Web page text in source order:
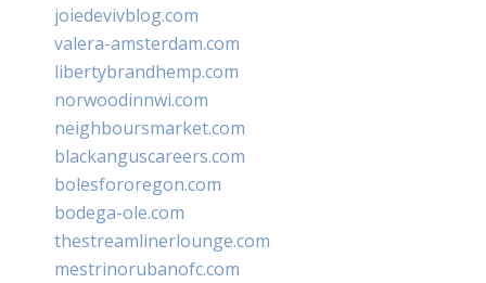
joiedevivblog.com
valera-amsterdam.com
libertybrandhemp.com
norwoodinnwi.com
neighboursmarket.com
blackanguscareers.com
bolesfororegon.com
bodega-ole.com
thestreamlinerlounge.com
mestrinorubanofc.com